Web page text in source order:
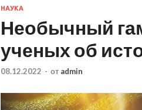
НАУКА
Необычный
ученых об
08.12.2022 - от admin